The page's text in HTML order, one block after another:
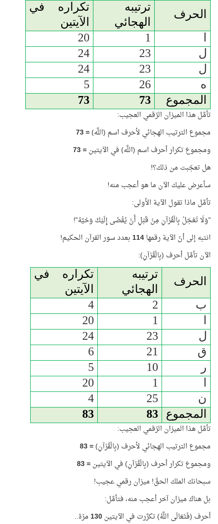
الحرف
ترتيبه
الهجائي
تكراره في
الآيتين
1
20
ل
23
24
ل
23
24
ه
26
5
المجموع
73
73
تأمَّل هذا الميزان الرّقمي العجيب:
مجموع الترتيب الهجائي لأحرف اسم (اللَّه)=
73
ومجموع تكرار أحرف اسم (اللَّه) في الآيتين=
73
هل تعجّبت من ذلك؟!
سأعرض عليك الآن ما هو أعجب منه!
تأمَّل ماذا تقول الآية الأولى:
"وَلَا تَعْجَلْ بِالْقُرْآنِ مِنْ قَبْلِ أَنْ يُقْضَى إِلَيْكَ وَحْيُهُ"!
انتبه إلى أنّ الآية رقمها114بعدد سور القرآن الحكيم!
الآن تأمَّل أحرف (بِالْقُرْآنِ):
الحرف
ترتيبه
الهجائي
تكراره في
الآيتين
ب
2
4
1
20
ل
23
24
ق
21
6
ر
10
5
1
20
ن
25
4
المجموع
83
83
تأمَّل هذا الميزان الرّقمي العجيب:
مجموع الترتيب الهجائي لأحرف (بِالْقُرْآنِ)=
83
ومجموع تكرار أحرف (بِالْقُرْآنِ) في الآيتين=
83
سبحانك الملك الحقّ! ميزان رقمي عجيب!
بل هناك ميزان آخر أعجب منه، فتأمَّل:
أحرف (فَتَعَالَى اللَّهُ) تكرَّرت في الآيتين130مرّة..